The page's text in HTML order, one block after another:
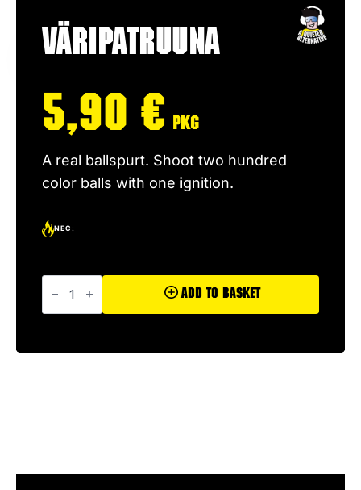
Väripatruuna
5,90 € pkg
A real ballspurt. Shoot two hundred
color balls with one ignition.
NEC:
Väripatruuna
quantity
Add To Basket